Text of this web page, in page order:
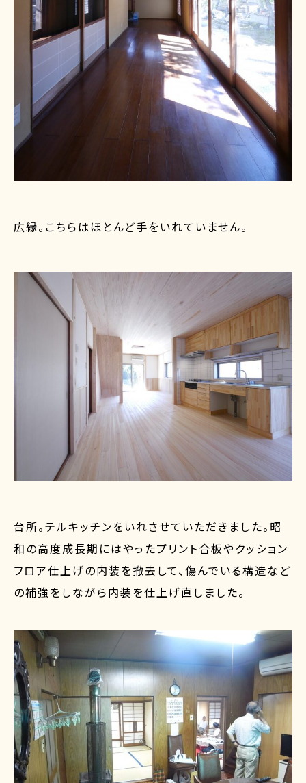
広縁。こちらはほとんど手をいれていません。
台所。テルキッチンをいれさせていただきました。昭
和の高度成長期にはやったプリント合板やクッション
フロア仕上げの内装を撤去して、傷んでいる構造など
の補強をしながら内装を仕上げ直しました。